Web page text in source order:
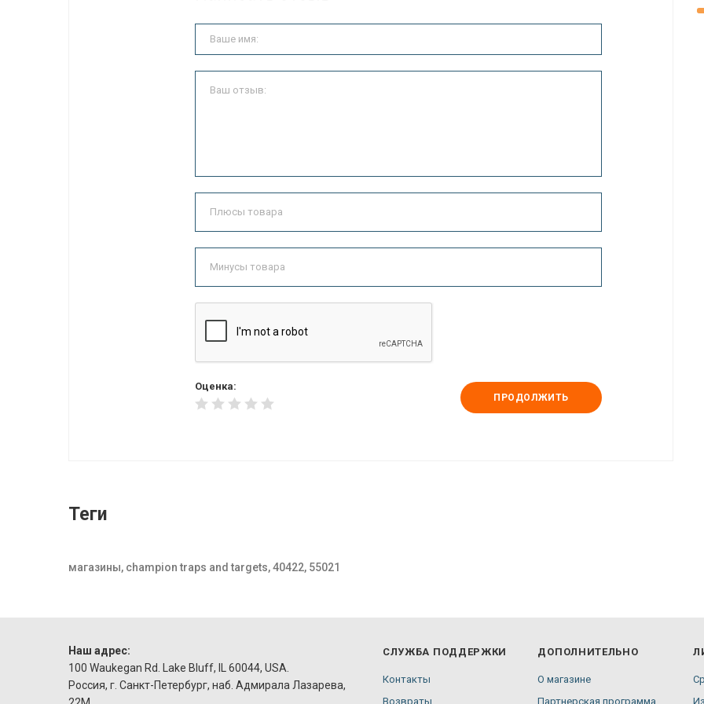
Оценка:
ПРОДОЛЖИТЬ
Теги
магазины, champion traps and targets, 40422, 55021
Наш адрес:
100 Waukegan Rd. Lake Bluff, IL 60044, USA.
Россия, г. Санкт-Петербург, наб. Адмирала Лазарева,
СЛУЖБА ПОДДЕРЖКИ
Контакты
Возвраты
ДОПОЛНИТЕЛЬНО
О магазине
Партнерская программа